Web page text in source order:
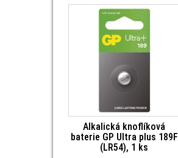
Alkalická knoflíková
baterie GP Ultra plus 189F
(LR54), 1 ks